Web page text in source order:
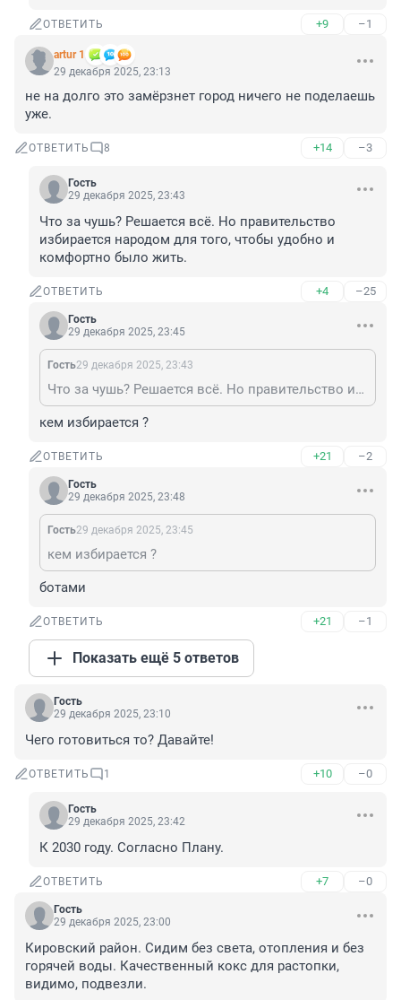
ОТВЕТИТЬ +9 –1
artur 1
29 декабря 2025, 23:13
не на долго это замёрзнет город ничего не поделаешь
уже.
ОТВЕТИТЬ 8 +14 –3
Гость
29 декабря 2025, 23:43
Что за чушь? Решается всё. Но правительство
избирается народом для того, чтобы удобно и
комфортно было жить.
ОТВЕТИТЬ +4 –25
Гость
29 декабря 2025, 23:45
Гость29 декабря 2025, 23:43
Что за чушь? Решается всё. Но правительство избирается народом для того, чтобы удобно и комфортно было жить.
кем избирается ?
ОТВЕТИТЬ +21 –2
Гость
29 декабря 2025, 23:48
Гость29 декабря 2025, 23:45
кем избирается ?
ботами
ОТВЕТИТЬ +21 –1
Показать ещё 5 ответов
Гость
29 декабря 2025, 23:10
Чего готовиться то? Давайте!
ОТВЕТИТЬ 1 +10 –0
Гость
29 декабря 2025, 23:42
К 2030 году. Согласно Плану.
ОТВЕТИТЬ +7 –0
Гость
29 декабря 2025, 23:00
Кировский район. Сидим без света, отопления и без
горячей воды. Качественный кокс для растопки,
видимо, подвезли.